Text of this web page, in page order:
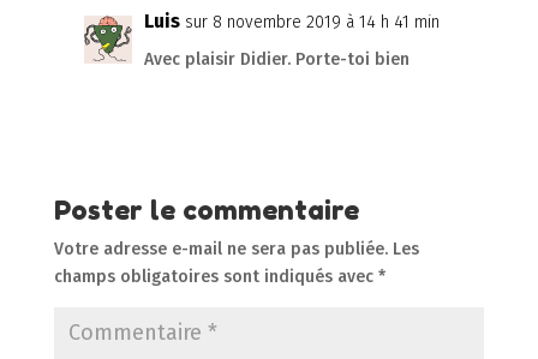
Luis sur 8 novembre 2019 à 14 h 41 min
Avec plaisir Didier. Porte-toi bien
Poster le commentaire
Votre adresse e-mail ne sera pas publiée. Les
champs obligatoires sont indiqués avec *